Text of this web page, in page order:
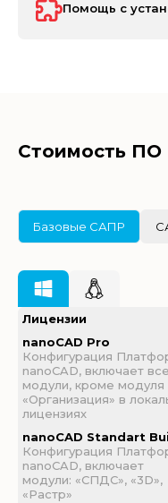
Помощь с
Стоимость ПО
Базовые САПР
Лицензии
nanoCAD Pro
Конфигурация
nanoCAD, включает все
модули, кроме модуля
«Организация» в
лицензиях
nanoCAD Standart
Конфигурация
nanoCAD, включает
модули: «СПДС», «3D»,
«Растр»